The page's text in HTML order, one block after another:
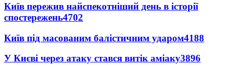
Київ пережив найспекотніший день в історії
спостережень4702
Київ під масованим балістичним ударом4188
У Києві через атаку стався витік аміаку3896